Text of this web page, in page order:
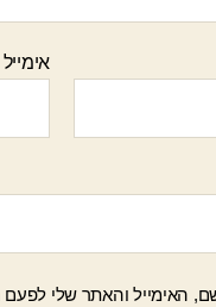
האימייל והאתר שלי